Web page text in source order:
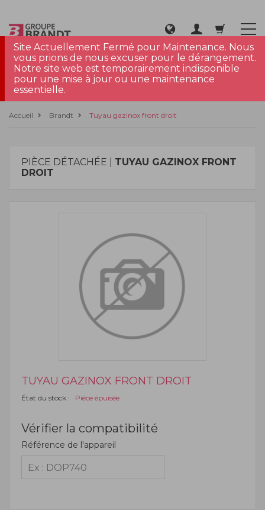
Site Actuellement Fermé pour Maintenance. Nous
vous prions de nous excuser pour le dérangement.
Notre site web est temporairement indisponible
pour une mise à jour ou une maintenance
essentielle.
Accueil Brandt Tuyau gazinox front droit
PIÈCE DÉTACHÉE | TUYAU GAZINOX FRONT
DROIT
TUYAU GAZINOX FRONT DROIT
État du stock : Pièce épuisée
Vérifier la compatibilité
Référence de l'appareil